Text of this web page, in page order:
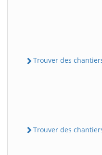
Trouver des
Trouver des